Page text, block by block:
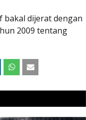
bakal dijerat dengan
2009 tentang